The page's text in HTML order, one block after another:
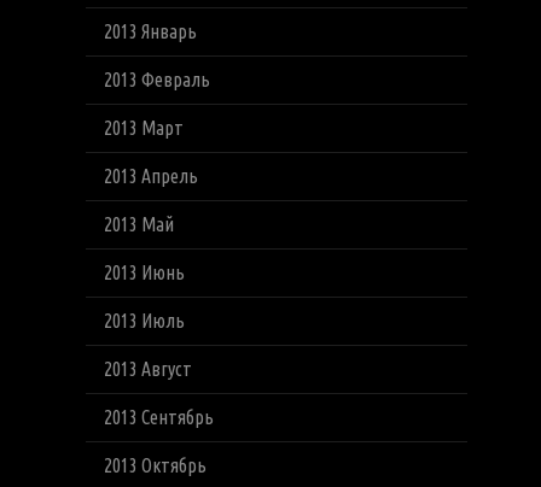
2013 Январь
2013 Февраль
2013 Март
2013 Апрель
2013 Май
2013 Июнь
2013 Июль
2013 Август
2013 Сентябрь
2013 Октябрь